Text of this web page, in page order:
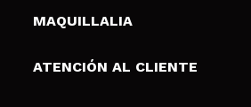
MAQUILLALIA
Sobre nosotros
ATENCIÓN AL CLIENTE